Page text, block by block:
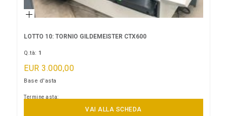
LOTTO 10: TORNIO GILDEMEISTER CTX600
Q.tà:1
EUR 3.000,00
Base d'asta
Termine asta:
VAI ALLA SCHEDA